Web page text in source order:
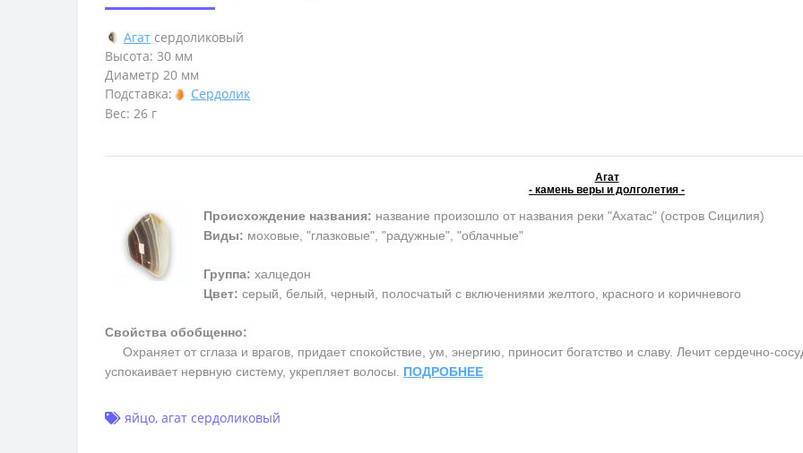
Агат сердоликовый
Высота: 30 мм
Диаметр 20 мм
Подставка:
Сердолик
Вес: 26 г
Агат
- камень веры и долголетия -
Происхождение названия: название произошло от названия реки "Ахатас" (остров Сицилия)
Виды: моховые, "глазковые", "радужные", "облачные"
Группа: халцедон
Цвет: серый, белый, черный, полосчатый с включениями желтого, красного и коричневого
Свойства обобщенно:
Охраняет от сглаза и врагов, придает спокойствие, ум, энергию, приносит богатство и славу. Лечит сердечно-
успокаивает нервную систему, укрепляет волосы. ПОДРОБНЕЕ
яйцо, агат сердоликовый